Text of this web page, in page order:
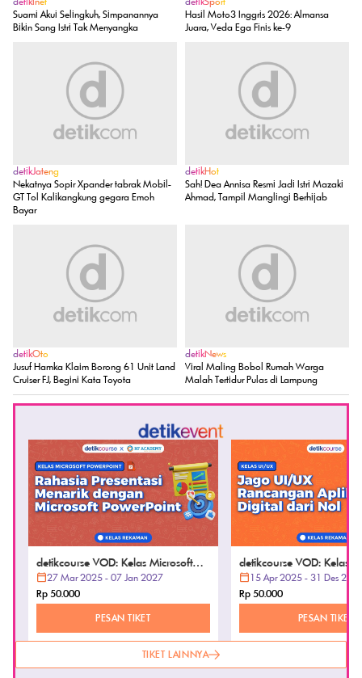
detikInet
Suami Akui Selingkuh, Simpanannya
Bikin Sang Istri Tak Menyangka
detikSport
Hasil Moto3 Inggris 2026: Almansa
Juara, Veda Ega Finis ke-9
detikJateng
Nekatnya Sopir Xpander tabrak Mobil-
GT Tol Kalikangkung gegara Emoh
Bayar
detikHot
Sah! Dea Annisa Resmi Jadi Istri Mazaki
Ahmad, Tampil Manglingi Berhijab
detikOto
Jusuf Hamka Klaim Borong 61 Unit Land
Cruiser FJ, Begini Kata Toyota
detikNews
Viral Maling Bobol Rumah Warga
Malah Tertidur Pulas di Lampung
detikcourse VOD: Kelas Microsoft
PowerPoint
27 Mar 2025 - 07 Jan 2027
Rp 50.000
PESAN TIKET
detikcourse VOD: Kelas
15 Apr 2025 - 31 Des
Rp 50.000
PESAN TIKET
TIKET LAINNYA